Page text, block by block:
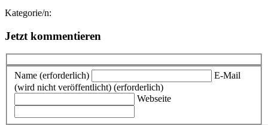
Kategorie/n:
Jetzt kommentieren
Name (erforderlich)
E-Mail
(wird nicht veröffentlicht) (erforderlich)
Webseite